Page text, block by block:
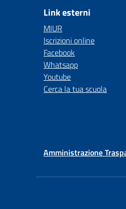
Link esterni
MIUR
Iscrizioni online
Facebook
Whatsapp
Youtube
Cerca la tua scuola
Amministrazione